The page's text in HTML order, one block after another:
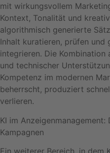
mit wirkungsvollem
Kontext, Tonalität und
algorithmisch generierte
Inhalt kuratieren, prüfen
integrieren. Die Kombination
und technischer
Kompetenz im modernen
beherrscht, produziert
verlieren.
KI im
Kampagnen
Ein weiterer Bereich, in dem